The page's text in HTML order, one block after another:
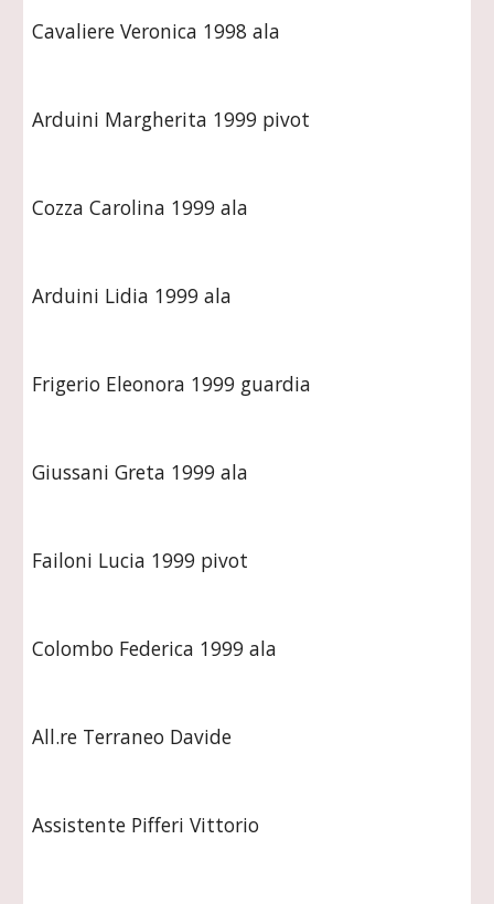
Cavaliere Veronica 1998 ala
Arduini Margherita 1999 pivot
Cozza Carolina 1999 ala
Arduini Lidia 1999 ala
Frigerio Eleonora 1999 guardia
Giussani Greta 1999 ala
Failoni Lucia 1999 pivot
Colombo Federica 1999 ala
All.re Terraneo Davide
Assistente Pifferi Vittorio